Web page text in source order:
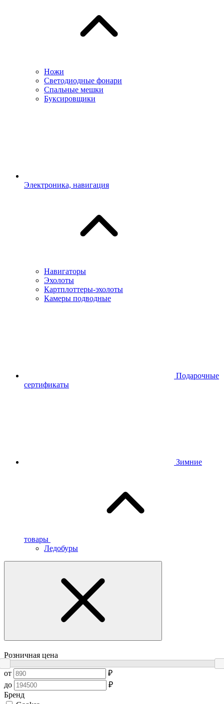
Ножи
Светодиодные фонари
Спальные мешки
Буксировщики
Электроника, навигация
Навигаторы
Эхолоты
Картплоттеры-эхолоты
Камеры подводные
Подарочные
сертификаты
Зимние
товары
Ледобуры
Розничная цена
от
₽
до
₽
Бренд